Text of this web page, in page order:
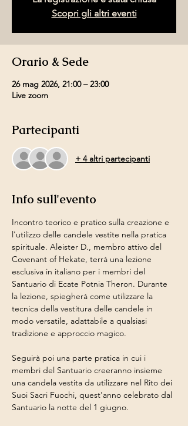
Scopri gli altri eventi
Orario & Sede
26 mag 2026, 21:00 – 23:00
Live zoom
Partecipanti
+ 4 altri partecipanti
Info sull'evento
Incontro teorico e pratico sulla creazione e
l'utilizzo delle candele vestite nella pratica
spirituale. Aleister D., membro attivo del
Covenant of Hekate, terrà una lezione
esclusiva in italiano per i membri del
Santuario di Ecate Potnia Theron. Durante
la lezione, spiegherà come utilizzare la
tecnica della vestitura delle candele in
modo versatile, adattabile a qualsiasi
tradizione e approccio magico.
Seguirà poi una parte pratica in cui i
membri del Santuario creeranno insieme
una candela vestita da utilizzare nel Rito dei
Suoi Sacri Fuochi, quest'anno celebrato dal
Santuario la notte del 1 giugno.